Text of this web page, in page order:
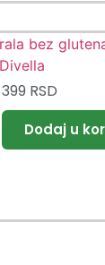
399 RSD